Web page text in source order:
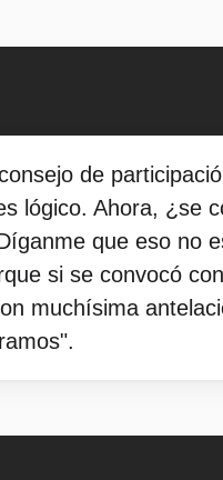
de
lógico. Ahora, ¿se
que eso no
si se convocó
muchísima